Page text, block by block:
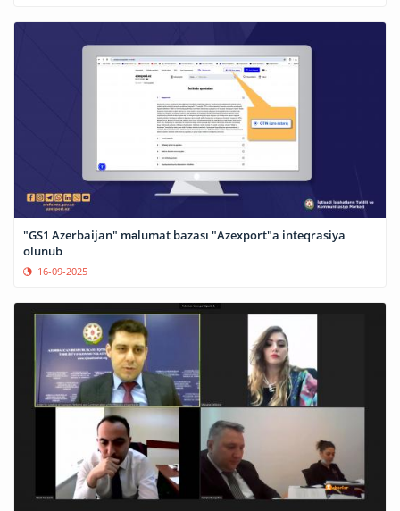
"GS1 Azerbaijan" məlumat bazası "Azexport"a inteqrasiya
olunub
16-09-2025